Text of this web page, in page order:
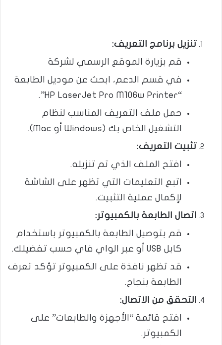
تنزيل برنامج التعريف:
قم بزيارة الموقع الرسمي لشركة
في قسم الدعم، ابحث عن موديل الطابعة
“HP LaserJet Pro M106w Printer”.
حمل ملف التعريف المناسب لنظام
التشغيل الخاص بك (Windows أو Mac).
تثبيت التعريف:
افتح الملف الذي تم تنزيله.
اتبع التعليمات التي تظهر على الشاشة
لإكمال عملية التثبيت.
اتصال الطابعة بالكمبيوتر:
قم بتوصيل الطابعة بالكمبيوتر باستخدام
كابل USB أو عبر الواي فاي حسب تفضيلك.
قد تظهر نافذة على الكمبيوتر تؤكد تعرف
الطابعة بنجاح.
التحقق من الاتصال:
افتح قائمة “الأجهزة والطابعات” على
الكمبيوتر.